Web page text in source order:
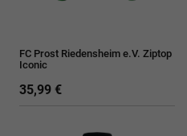
FC Prost Riedensheim e.V. Ziptop
Iconic
35,99 €